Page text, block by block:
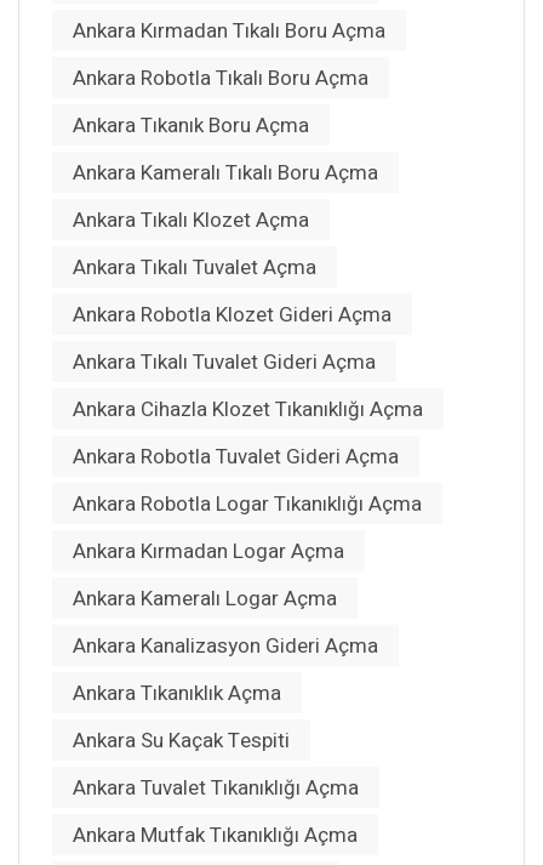
Ankara Kırmadan Tıkalı Boru Açma
Ankara Robotla Tıkalı Boru Açma
Ankara Tıkanık Boru Açma
Ankara Kameralı Tıkalı Boru Açma
Ankara Tıkalı Klozet Açma
Ankara Tıkalı Tuvalet Açma
Ankara Robotla Klozet Gideri Açma
Ankara Tıkalı Tuvalet Gideri Açma
Ankara Cihazla Klozet Tıkanıklığı Açma
Ankara Robotla Tuvalet Gideri Açma
Ankara Robotla Logar Tıkanıklığı Açma
Ankara Kırmadan Logar Açma
Ankara Kameralı Logar Açma
Ankara Kanalizasyon Gideri Açma
Ankara Tıkanıklık Açma
Ankara Su Kaçak Tespiti
Ankara Tuvalet Tıkanıklığı Açma
Ankara Mutfak Tıkanıklığı Açma